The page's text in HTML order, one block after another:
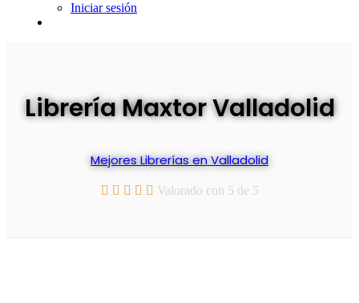
Iniciar sesión
Librería Maxtor Valladolid
MejoresLibreríasen Valladolid
     Valorado con 5 de 5